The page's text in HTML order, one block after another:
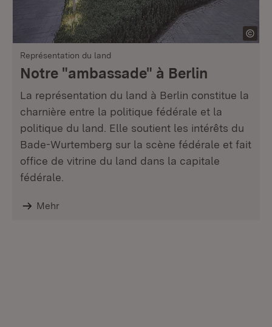
Représentation du land
Notre "ambassade" à Berlin
La représentation du land à Berlin constitue la
charnière entre la politique fédérale et la
politique du land. Elle soutient les intérêts du
Bade-Wurtemberg sur la scène fédérale et fait
office de vitrine du land dans la capitale
fédérale.
Mehr